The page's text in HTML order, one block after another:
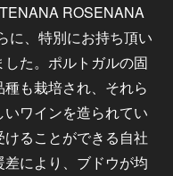
ROSENANA
に、特別にお持ち頂い
た。ポルトガルの固
も栽培され、それら
ワインを造られてい
ることができる自社
により、ブドウが均